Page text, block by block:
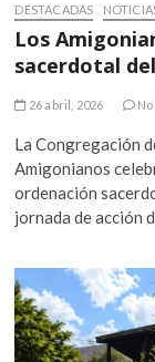
DESTACADAS
Los
sacerdotal
26 abril, 2026
La Congregación
Amigonianos
ordenación
jornada de acción